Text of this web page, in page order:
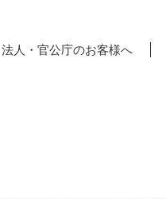
法人・官公庁のお客様へ